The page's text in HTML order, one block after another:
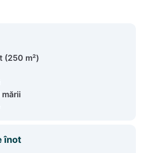
(250 m²)
înot